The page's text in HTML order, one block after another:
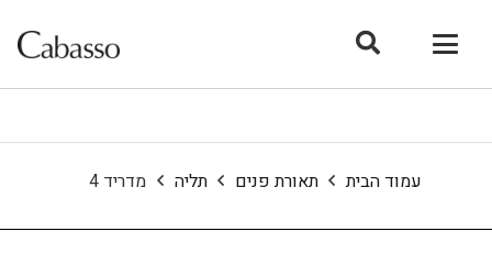
עמוד הבית תאורת פנים תליה מדריד 4